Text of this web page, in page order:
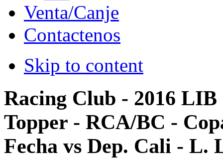
Venta/Canje
Contactenos
Skip to content
Racing Club - 2016 LIB
Topper - RCA/BC -
Fecha vs Dep. Cali - L.